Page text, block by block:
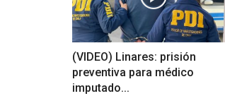
(VIDEO) Linares: prisión
preventiva para médico
imputado...